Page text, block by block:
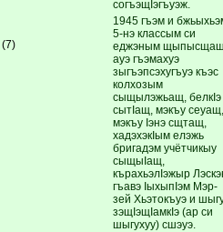
(7)
согъэщIэгъуэж.
1945 гъэм и
5-нэ классым си
еджэным
ауэ гъэмахуэ
зыгъэпсэхугъуэ къэс
колхозым
сыщылэжьащ, белкIэ
сытIащ, мэкъу
мэкъу Iэнэ сщтащ,
хадэхэкIым елэжь
бригадэм учётчикыу
сыщыIащ,
кърахьэлIэжыр
гъавэ IыхыпIэм Мэр-
зей Хьэтокъуэ и
зэщIэщIамкIэ (ар си
шыгухуу) сшэуэ.